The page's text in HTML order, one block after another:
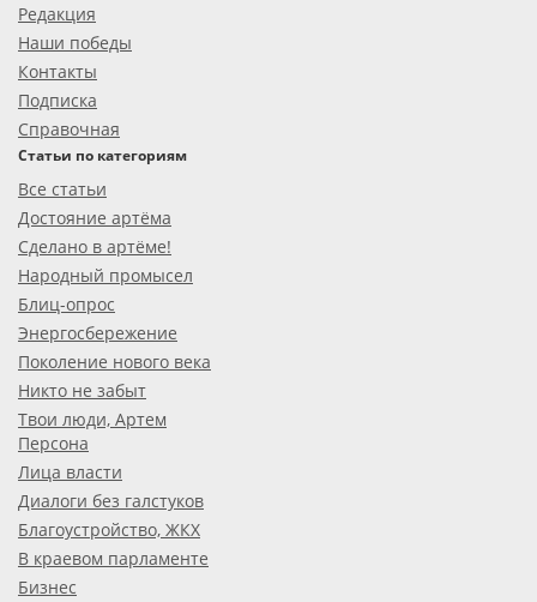
Редакция
Наши победы
Контакты
Подписка
Справочная
Статьи по категориям
Все статьи
Достояние артёма
Сделано в артёме!
Народный промысел
Блиц-опрос
Энергосбережение
Поколение нового века
Никто не забыт
Твои люди, Артем
Персона
Лица власти
Диалоги без галстуков
Благоустройство, ЖКХ
В краевом парламенте
Бизнес